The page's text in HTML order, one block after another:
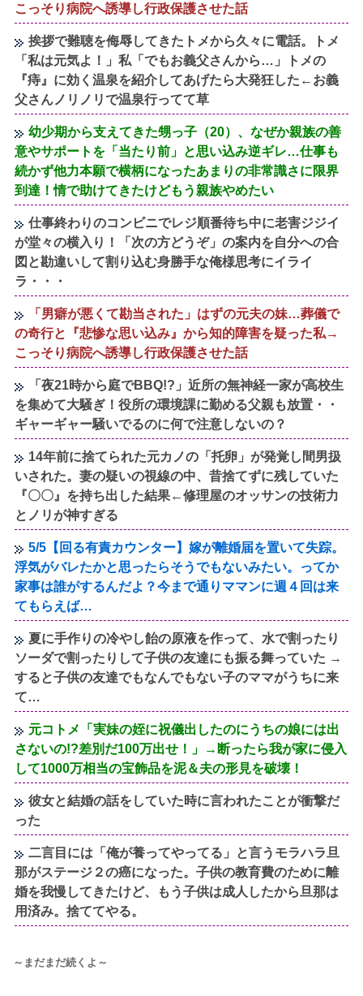
こっそり病院へ誘導し行政保護させた話
挨拶で難聴を侮辱してきたトメから久々に電話。トメ
「私は元気よ！」私「でもお義父さんから…」トメの
『痔』に効く温泉を紹介してあげたら大発狂した←お義
父さんノリノリで温泉行ってて草
幼少期から支えてきた甥っ子（20）、なぜか親族の善
意やサポートを「当たり前」と思い込み逆ギレ…仕事も
続かず他力本願で横柄になったあまりの非常識さに限界
到達！情で助けてきたけどもう親族やめたい
仕事終わりのコンビニでレジ順番待ち中に老害ジジイ
が堂々の横入り！「次の方どうぞ」の案内を自分への合
図と勘違いして割り込む身勝手な俺様思考にイライ
ラ・・・
「男癖が悪くて勘当された」はずの元夫の妹…葬儀で
の奇行と『悲惨な思い込み』から知的障害を疑った私→
こっそり病院へ誘導し行政保護させた話
「夜21時から庭でBBQ!?」近所の無神経一家が高校生
を集めて大騒ぎ！役所の環境課に勤める父親も放置・・
ギャーギャー騒いでるのに何で注意しないの？
14年前に捨てられた元カノの「托卵」が発覚し間男扱
いされた。妻の疑いの視線の中、昔捨てずに残していた
『〇〇』を持ち出した結果←修理屋のオッサンの技術力
とノリが神すぎる
5/5【回る有責カウンター】嫁が離婚届を置いて失踪。
浮気がバレたかと思ったらそうでもないみたい。ってか
家事は誰がするんだよ？今まで通りママンに週４回は来
てもらえば…
夏に手作りの冷やし飴の原液を作って、水で割ったり
ソーダで割ったりして子供の友達にも振る舞っていた →
すると子供の友達でもなんでもない子のママがうちに来
て…
元コトメ「実妹の姪に祝儀出したのにうちの娘には出
さないの!?差別だ100万出せ！」→断ったら我が家に侵入
して1000万相当の宝飾品を泥＆夫の形見を破壊！
彼女と結婚の話をしていた時に言われたことが衝撃だ
った
二言目には「俺が養ってやってる」と言うモラハラ旦
那がステージ２の癌になった。子供の教育費のために離
婚を我慢してきたけど、もう子供は成人したから旦那は
用済み。捨ててやる。
～まだまだ続くよ～